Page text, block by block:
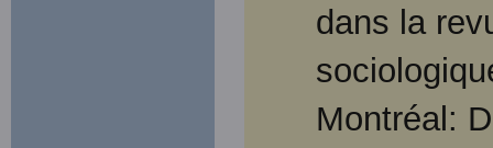
dans la
Montréal: